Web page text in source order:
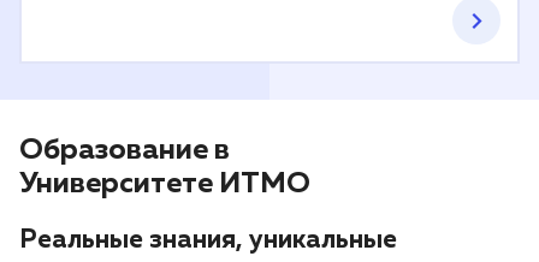
Образование в
Университете ИТМО
Реальные знания, уникальные